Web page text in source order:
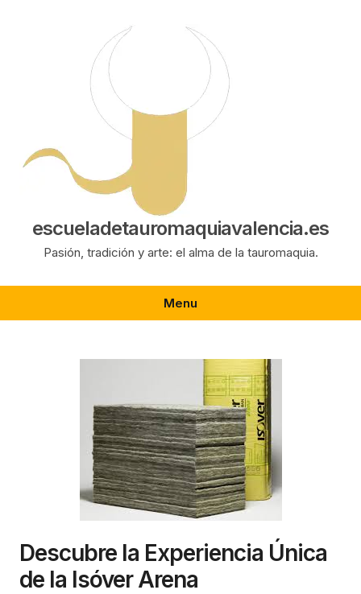
escueladetauromaquiavalencia.es
Pasión, tradición y arte: el alma de la tauromaquia.
Menu
Descubre la Experiencia Única
de la Isóver Arena